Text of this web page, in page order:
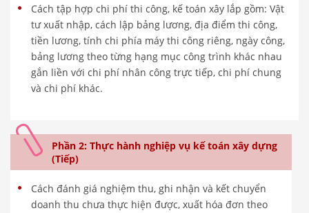
Cách tập hợp chi phí thi công, kế toán xây lắp gồm: Vật
tư xuất nhập, cách lập bảng lương, địa điểm thi công,
tiền lương, tính chi phía máy thi công riêng, ngày công,
bảng lương theo từng hạng mục công trình khác nhau
gắn liền với chi phí nhân công trực tiếp, chi phí chung
và chi phí khác.
Phần 2: Thực hành nghiệp vụ kế toán xây dựng
(Tiếp)
Cách đánh giá nghiệm thu, ghi nhận và kết chuyển
doanh thu chưa thực hiện được, xuất hóa đơn theo